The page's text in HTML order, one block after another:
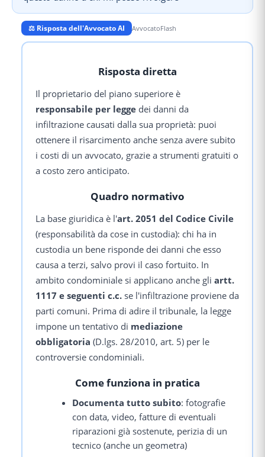
⚖️ Risposta dell'Avvocato AI AvvocatoFlash
Risposta diretta
Il proprietario del piano superiore è
responsabile per legge dei danni da
infiltrazione causati dalla sua proprietà: puoi
ottenere il risarcimento anche senza avere subito
i costi di un avvocato, grazie a strumenti gratuiti o
a costo zero anticipato.
Quadro normativo
La base giuridica è l'art. 2051 del Codice Civile
(responsabilità da cose in custodia): chi ha in
custodia un bene risponde dei danni che esso
causa a terzi, salvo provi il caso fortuito. In
ambito condominiale si applicano anche gli artt.
1117 e seguenti c.c. se l'infiltrazione proviene da
parti comuni. Prima di adire il tribunale, la legge
impone un tentativo di mediazione
obbligatoria (D.lgs. 28/2010, art. 5) per le
controversie condominiali.
Come funziona in pratica
Documenta tutto subito: fotografie
con data, video, fatture di eventuali
riparazioni già sostenute, perizia di un
tecnico (anche un geometra)